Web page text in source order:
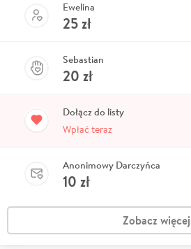
Ewelina
25zł
Sebastian
20 zł
Dołącz do listy
Wpłać teraz
Anonimowy Darczyńca
10 zł
Zobacz więcej